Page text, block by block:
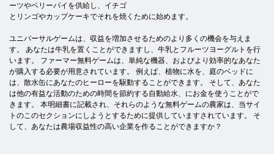
ーツやベリーパイを供給し、イチゴ
とリンゴやカップケーキでそれを焼くために始めます。
ユニバーサルゲームは、収益を増加させるためのより多くの機会を与えま
す。 あなたは牛乳を置くことができますし、牛乳とフルーツヨーグルトを行
います。 ファーマー無料ゲームは、単純な機器、およびより効率的なあなた
が購入する必要が用意されています。 例えば、植物に水を、庭のベッドに
は、散水缶にあなたのヒーローを駆動することができます。 そして、あなた
は他の有益な活動のための時間を節約する自動給水、にお金を使うことがで
きます。 本明細書に記載され、それらのような無料ゲームの農家は、当サイ
トのこのセクションにしようとするために提供していますされています。 そ
して、あなたは農場収益性の高い企業を作ることができますか？